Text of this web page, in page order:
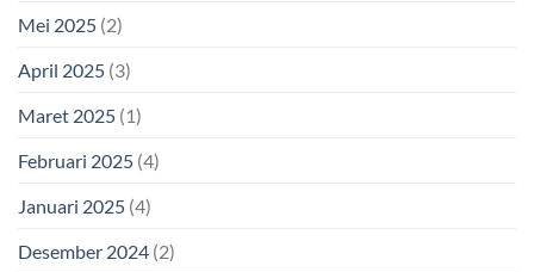
Mei 2025 (2)
April 2025 (3)
Maret 2025 (1)
Februari 2025 (4)
Januari 2025 (4)
Desember 2024 (2)